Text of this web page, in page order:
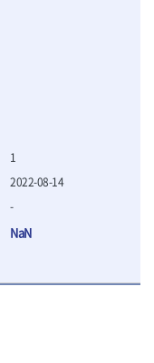
1
2022-08-14
-
NaN